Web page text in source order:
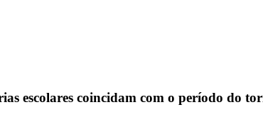
escolares coincidam com o período do